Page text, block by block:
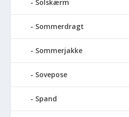
Solskærm
Sommerdragt
Sommerjakke
Sovepose
Spand